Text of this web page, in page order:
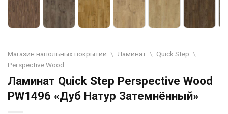
Магазин напольных покрытий \ Ламинат \ Quick Step \
Perspective Wood
Ламинат Quick Step Perspective Wood
PW1496 «Дуб Натур Затемнённый»